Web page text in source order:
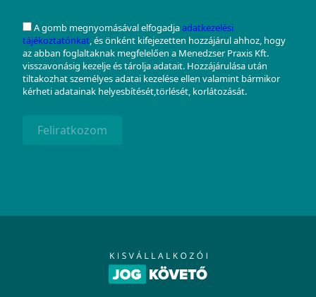
A gomb megnyomásával elfogadjaadatkezelési
tájékoztatónkat, és önként kifejezetten hozzájárul ahhoz, hogy
az abban foglaltaknak megfelelően a Menedzser Praxis Kft.
visszavonásig kezelje és tárolja adatait. Hozzájárulása után
tiltakozhat személyes adatai kezelése ellen valamint bármikor
kérheti adatainak helyesbítését,törlését, korlátozását.
Feliratkozom